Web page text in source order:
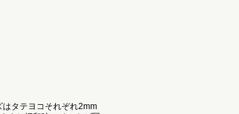
タテヨコそれぞれ2mm